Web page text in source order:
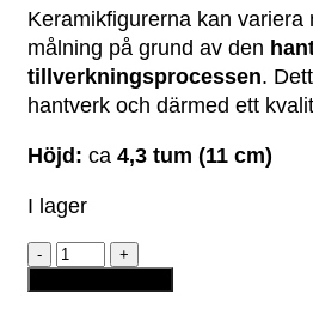
Keramikfigurerna kan variera
målning på grund av den
tillverkningsprocessen.
hantverk och därmed ett
Höjd: ca 4,3 tum (11 cm)
I lager
Keramikfigur
-
Svamphus